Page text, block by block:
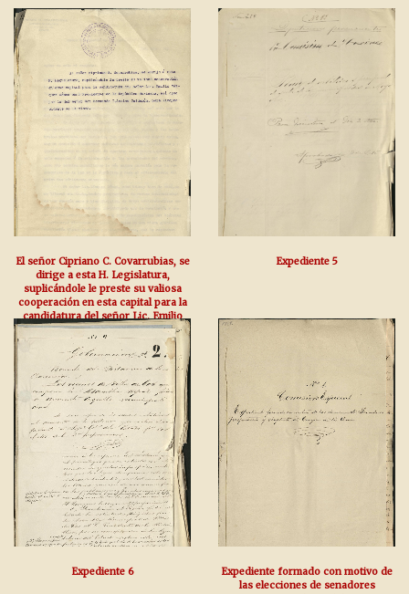
El señor Cipriano C. Covarrubias, se
dirige a esta H. Legislatura,
suplicándole le preste su valiosa
cooperación en esta capital para la
candidatura del señor Lic. Emilio
Vázquez Gómez como Presidente
de la República Mexicana, así por la
del señor Don Fer
Expediente 5
Expediente 6
Expediente formado con motivo de
las elecciones de senadores